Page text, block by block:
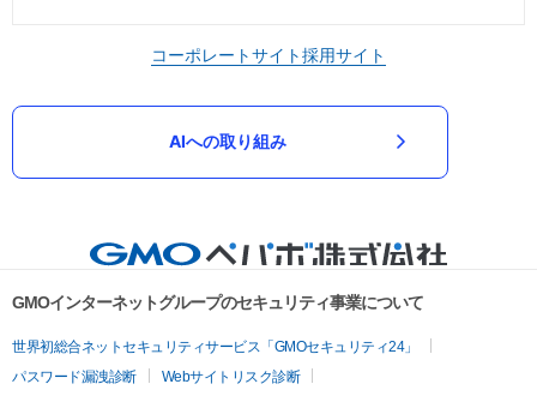
コーポレートサイト採用サイト
AIへの取り組み
GMOインターネットグループのセキュリティ事業について
世界初総合ネットセキュリティサービス「GMOセキュリティ24」
パスワード漏洩診断
Webサイトリスク診断